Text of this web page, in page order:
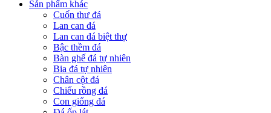
Sản phẩm khác
Cuốn thư đá
Lan can đá
Lan can đá biệt thự
Bậc thềm đá
Bàn ghế đá tự nhiên
Bia đá tự nhiên
Chân cột đá
Chiếu rồng đá
Con giống đá